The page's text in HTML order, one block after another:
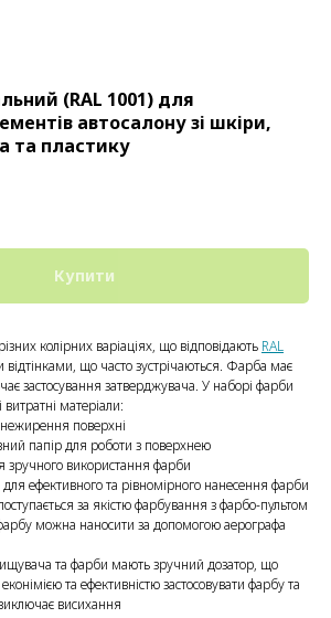
(RAL 1001) для
автосалону зі шкіри,
та пластику
Купити
колірних варіаціях, що відповідають RAL
відтінками, що часто зустрічаються. Фарба має
застосування затверджувача. У наборі фарби
матеріали:
поверхні
папір для роботи з поверхнею
зручного використання фарби
ефективного та рівномірного нанесення фарби
за якістю фарбування з фарбо-пультом
можна наносити за допомогою аерографа
та фарби мають зручний дозатор, що
та ефективністю застосовувати фарбу та
висихання